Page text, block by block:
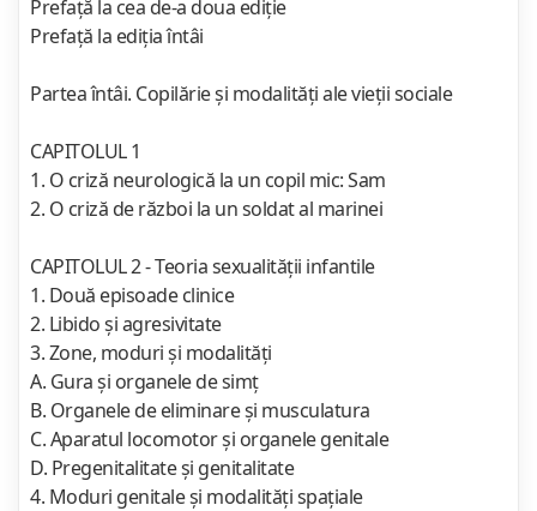
Prefaţă la cea de-a doua ediţie
Prefaţă la ediţia întâi
Partea întâi. Copilărie şi modalităţi ale vieţii sociale
CAPITOLUL 1
1. O criză neurologică la un copil mic: Sam
2. O criză de război la un soldat al marinei
CAPITOLUL 2 - Teoria sexualităţii infantile
1. Două episoade clinice
2. Libido şi agresivitate
3. Zone, moduri şi modalităţi
A. Gura şi organele de simţ
B. Organele de eliminare şi musculatura
C. Aparatul locomotor şi organele genitale
D. Pregenitalitate şi genitalitate
4. Moduri genitale şi modalităţi spaţiale